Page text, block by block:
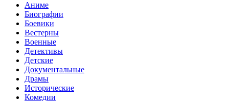
Аниме
Биографии
Боевики
Вестерны
Военные
Детективы
Детские
Документальные
Драмы
Исторические
Комедии